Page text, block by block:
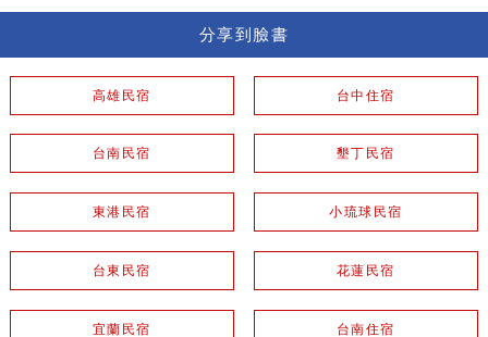
分享到臉書
高雄民宿 台中住宿
台南民宿 墾丁民宿
東港民宿 小琉球民宿
台東民宿 花蓮民宿
宜蘭民宿 台南住宿